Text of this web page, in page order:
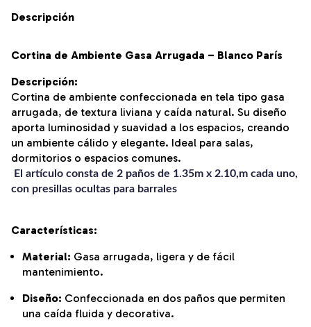
Descripción
Cortina de Ambiente Gasa Arrugada – Blanco París
Descripción:
Cortina de ambiente confeccionada en tela tipo gasa
arrugada, de textura liviana y caída natural. Su diseño
aporta luminosidad y suavidad a los espacios, creando
un ambiente cálido y elegante. Ideal para salas,
dormitorios o espacios comunes.
El artículo consta de 2 paños de 1.35m x 2.10,m cada uno,
con presillas ocultas para barrales
Características:
Material: Gasa arrugada, ligera y de fácil
mantenimiento.
Diseño: Confeccionada en dos paños que permiten
una caída fluida y decorativa.